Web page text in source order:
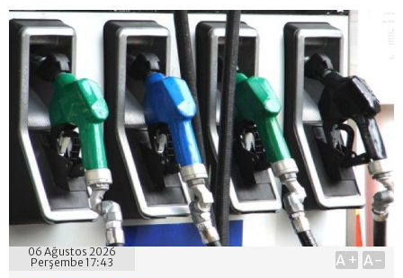
06 Ağustos 2026
Perşembe 17:43
A+ A-